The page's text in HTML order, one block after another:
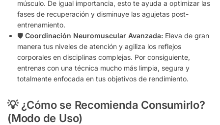
músculo. De igual importancia, esto te ayuda a optimizar las
fases de recuperación y disminuye las agujetas post-
entrenamiento.
🛡️ Coordinación Neuromuscular Avanzada: Eleva de gran
manera tus niveles de atención y agiliza los reflejos
corporales en disciplinas complejas. Por consiguiente,
entrenas con una técnica mucho más limpia, segura y
totalmente enfocada en tus objetivos de rendimiento.
💡 ¿Cómo se Recomienda Consumirlo?
(Modo de Uso)